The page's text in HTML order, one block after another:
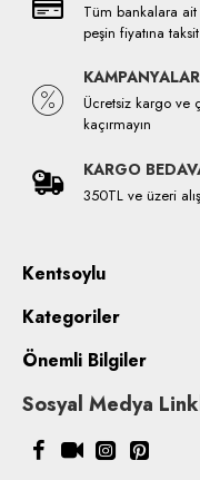
Tüm bankalara ait
peşin fiyatına
KAMPANYALAR
Ücretsiz kargo ve
kaçırmayın
KARGO
350TL ve üzeri
Kentsoylu
Kategoriler
Önemli Bilgiler
Sosyal Medya